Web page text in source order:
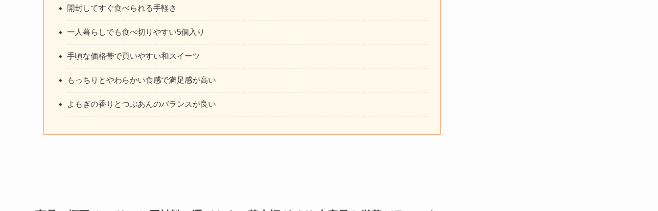
開封してすぐ食べられる手軽さ
一人暮らしでも食べ切りやすい5個入り
手頃な価格帯で買いやすい和スイーツ
もっちりとやわらかい食感で満足感が高い
よもぎの香りとつぶあんのバランスが良い